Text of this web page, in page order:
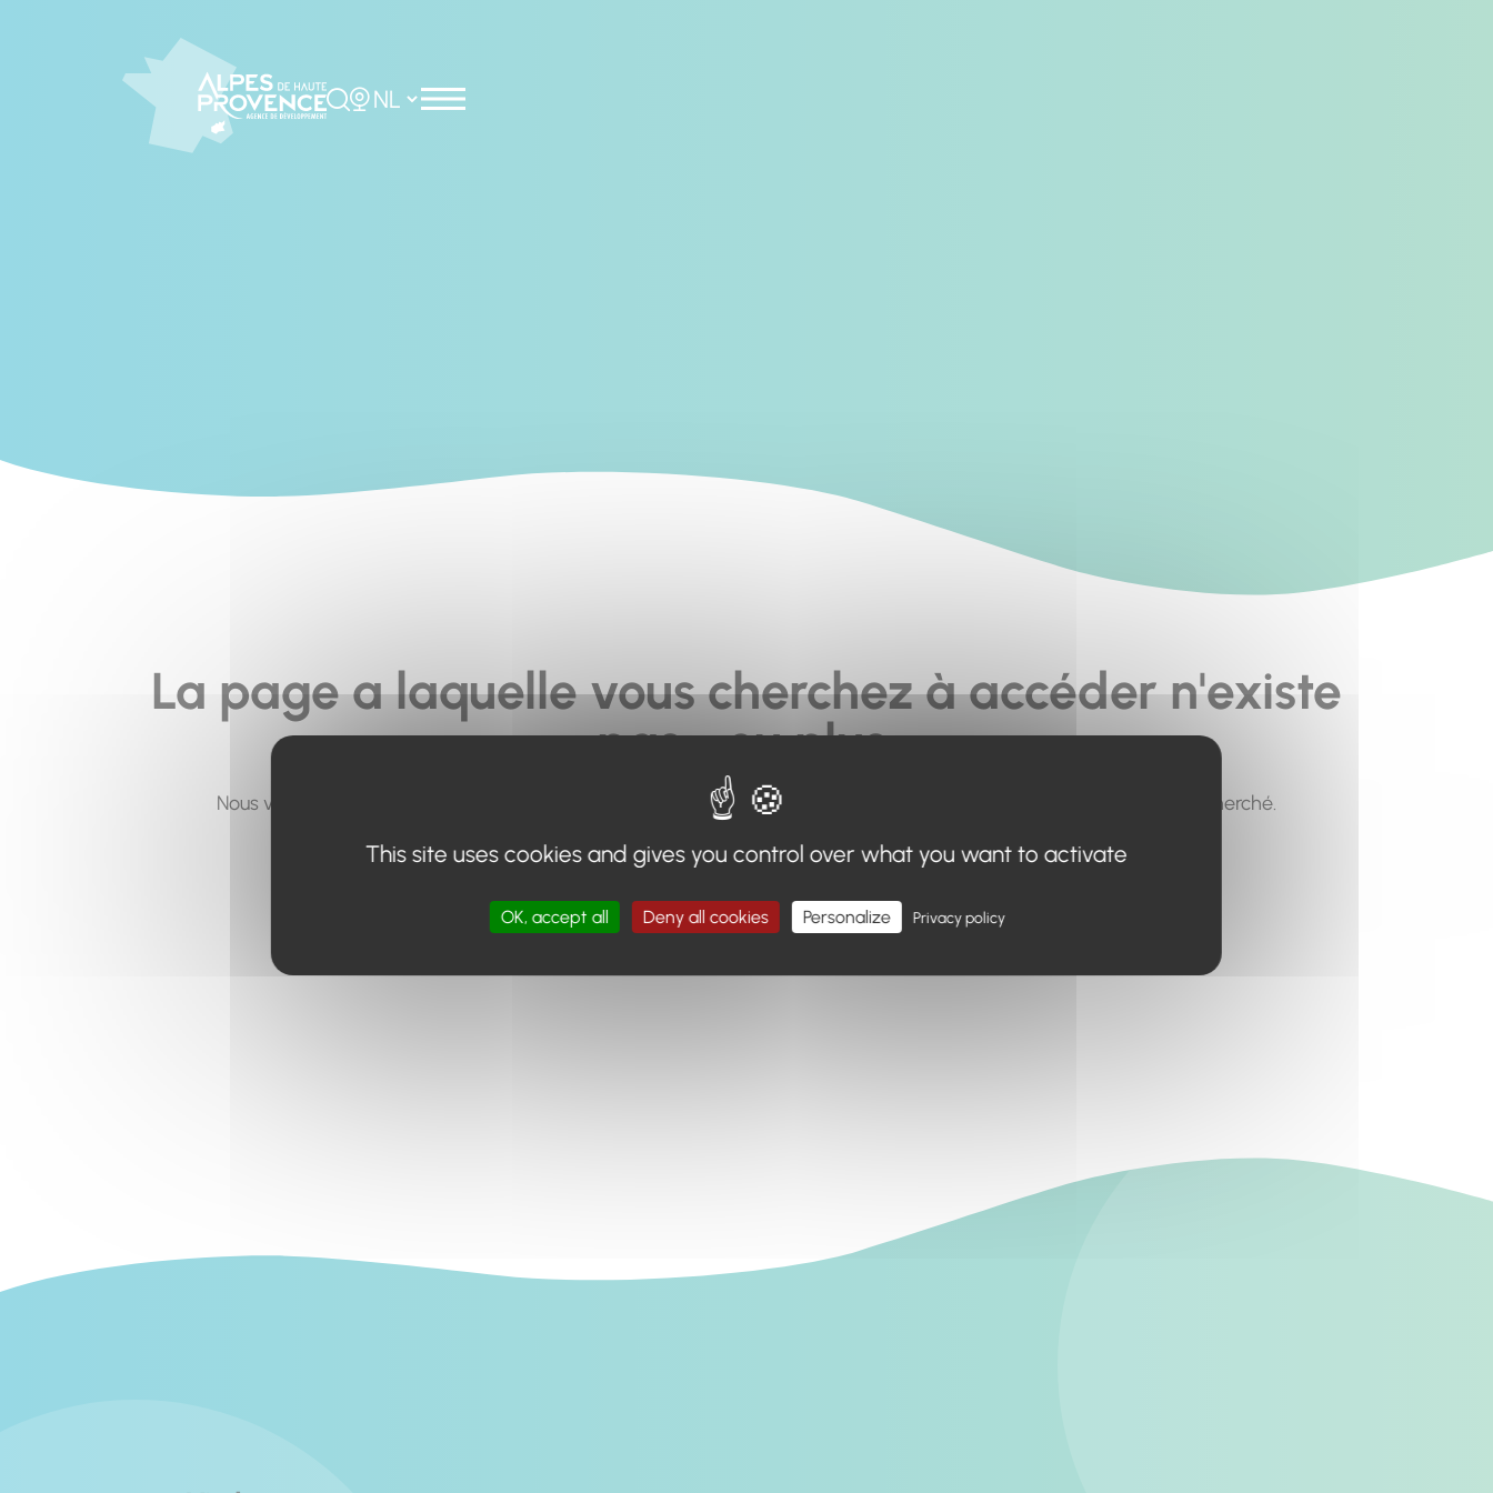
Rechercher
Choisir la langue
La page a laquelle vous cherchez à accéder n'existe
pas... ou plus.
Nous vous invitons à utiliser le moteur de recherche en haut de page, ou à utiliser le menu pour trouver le contenu recherché.
Retour à l'accueil
This site uses cookies and gives you control over what you want to activate
OK, accept all Deny all cookies Personalize Privacy policy